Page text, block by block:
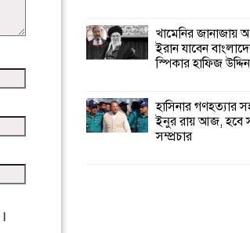
খামেনির জানাজায়
ইরান যাবেন
স্পিকার হাফিজ উদ্দিন
হাসিনার গণহত্যার
ইনুর রায় আজ, হবে
সম্প্রচার